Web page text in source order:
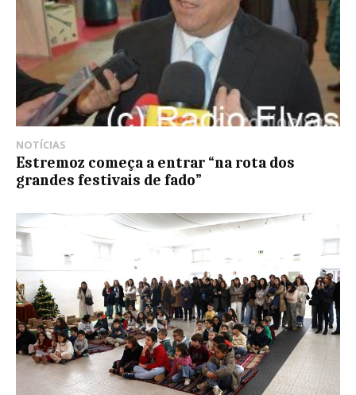
NOTÍCIAS
Estremoz começa a entrar “na rota dos
grandes festivais de fado”